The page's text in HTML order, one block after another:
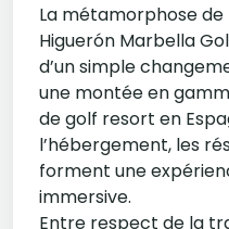
La métamorphose
Higuerón Marbella
d’un simple
une montée en
de golf resort en
l’hébergement, les
forment une
immersive.
Entre respect de la